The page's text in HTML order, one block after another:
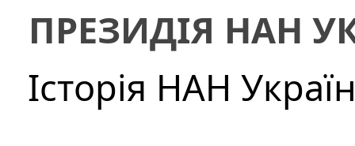
ПРЕЗИДІЯ НАН
Історія НАН